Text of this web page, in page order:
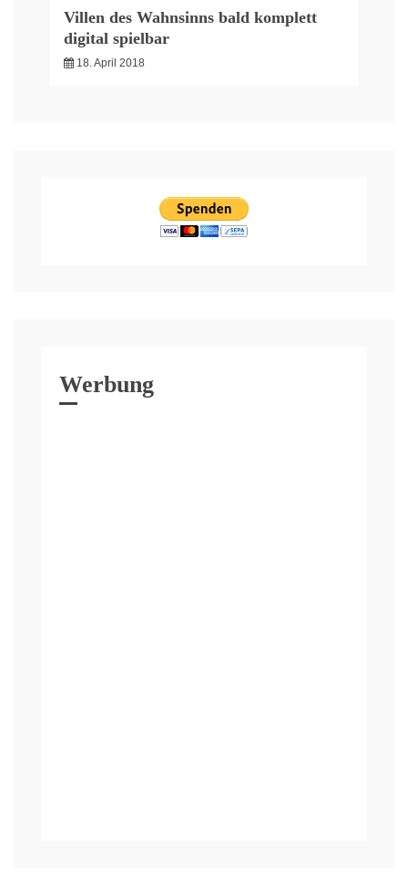
Villen des Wahnsinns bald komplett
digital spielbar
18. April 2018
Werbung